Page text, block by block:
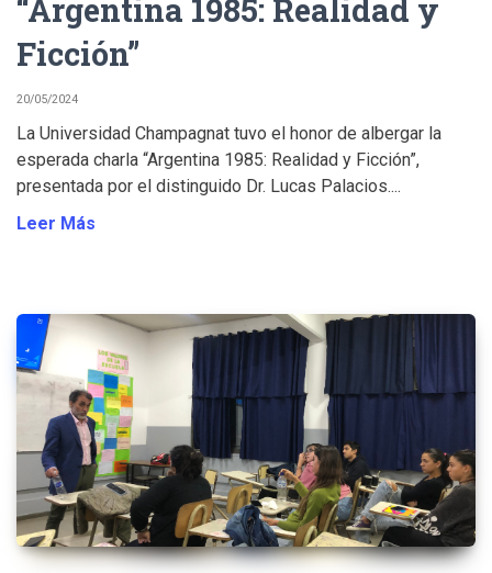
“Argentina 1985: Realidad y
Ficción”
20/05/2024
La Universidad Champagnat tuvo el honor de albergar la
esperada charla “Argentina 1985: Realidad y Ficción”,
presentada por el distinguido Dr. Lucas Palacios....
Leer Más